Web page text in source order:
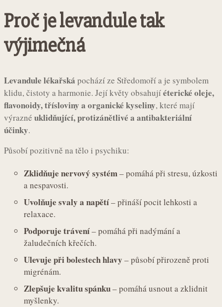
Proč je levandule tak
výjimečná
Levandule lékařská pochází ze Středomoří a je symbolem
klidu, čistoty a harmonie. Její květy obsahujíéterické oleje,
flavonoidy, třísloviny a organické kyseliny, které mají
výrazné uklidňující, protizánětlivé a antibakteriální
účinky.
Působí pozitivně na tělo i psychiku:
Zklidňuje nervový systém– pomáhá při stresu, úzkosti
a nespavosti.
Uvolňuje svaly a napětí– přináší pocit lehkosti a
relaxace.
Podporuje trávení– pomáhá při nadýmání a
žaludečních křečích.
Ulevuje při bolestech hlavy – působí přirozeně proti
migrénám.
Zlepšuje kvalitu spánku– pomáhá usnout a zklidnit
myšlenky.